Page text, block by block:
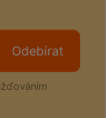
Odebírat